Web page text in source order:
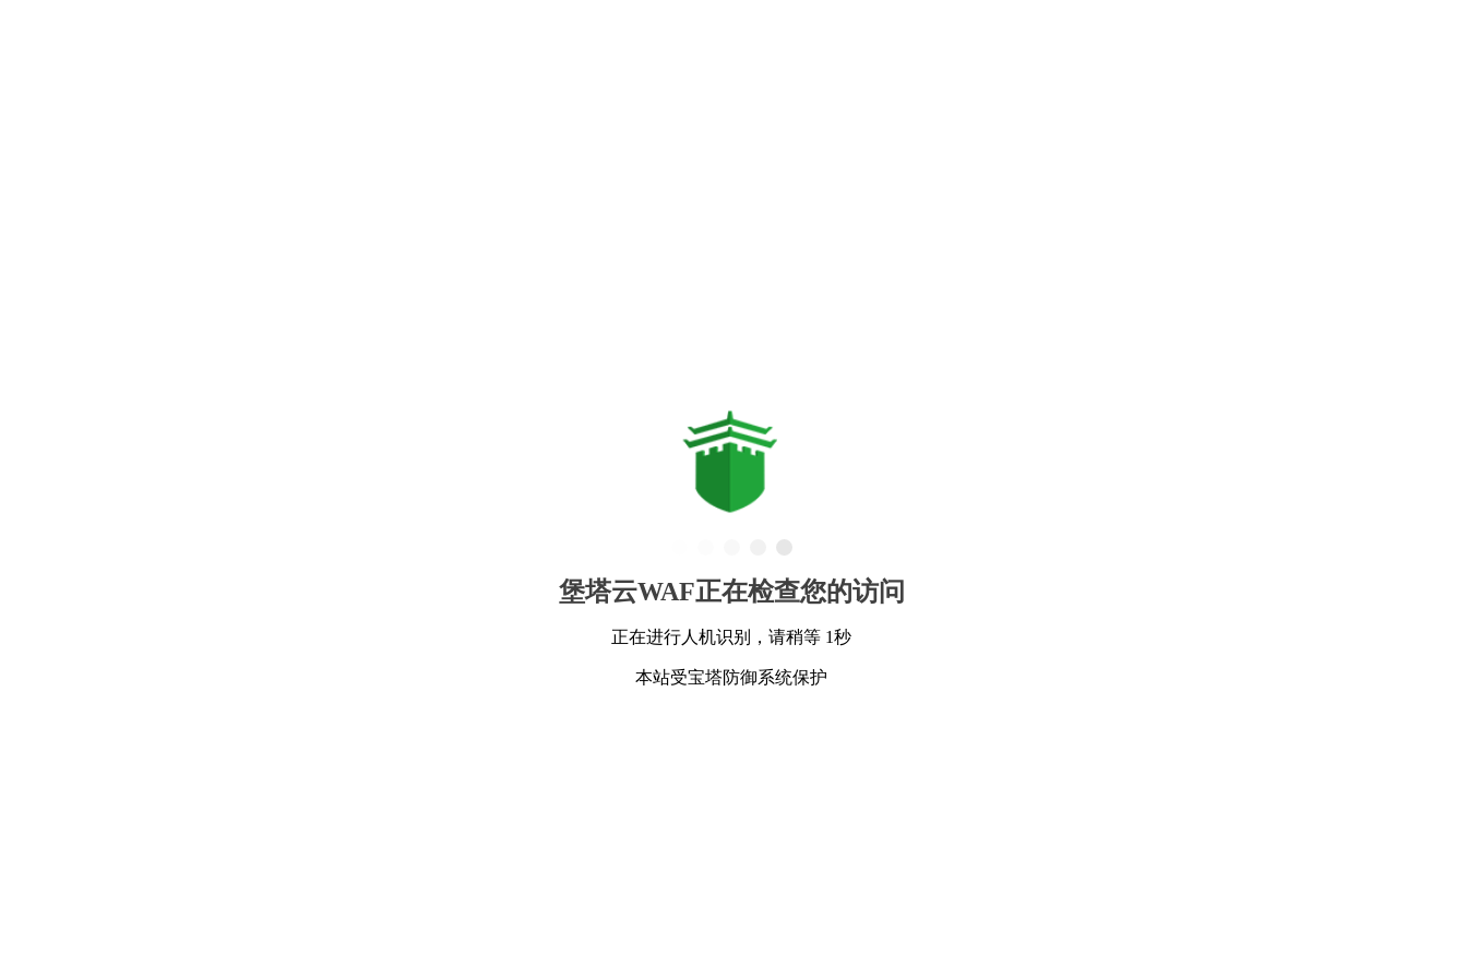
堡塔云WAF正在检查您的访问
正在进行人机识别，请稍等 1秒
本站受宝塔防御系统保护